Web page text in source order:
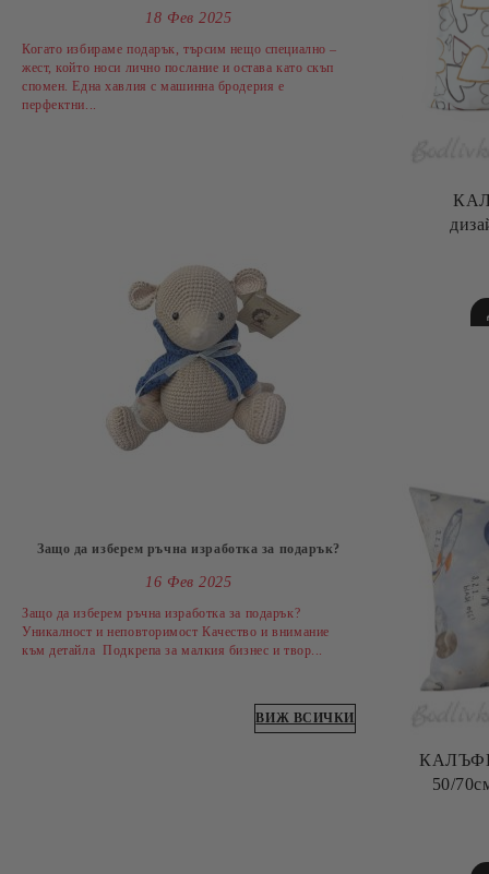
18 Фев 2025
Когато избираме подарък, търсим нещо специално –
жест, който носи лично послание и остава като скъп
спомен. Една хавлия с машинна бродерия е
перфектни...
Защо да изберем ръчна изработка за подарък?
16 Фев 2025
Защо да изберем ръчна изработка за подарък?
Уникалност и неповторимост Качество и внимание
към детайла Подкрепа за малкия бизнес и твор...
ВИЖ ВСИЧКИ
50/